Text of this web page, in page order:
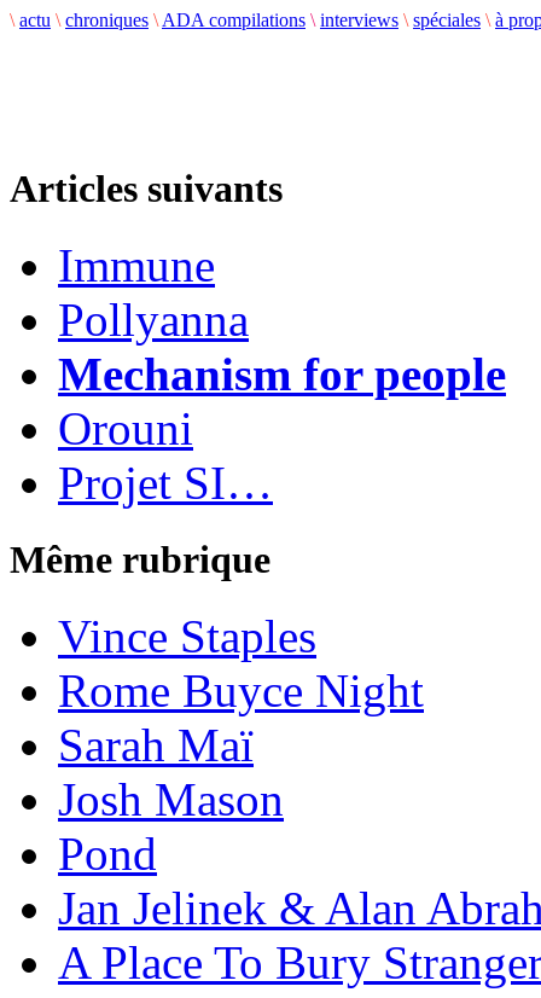
\ actu \ chroniques \ ADA compilations \ interviews \ spéciales \ à
Articles suivants
Immune
Pollyanna
Mechanism for people
Orouni
Projet SI…
Même rubrique
Vince Staples
Rome Buyce Night
Sarah Maï
Josh Mason
Pond
Jan Jelinek & Alan
A Place To Bury